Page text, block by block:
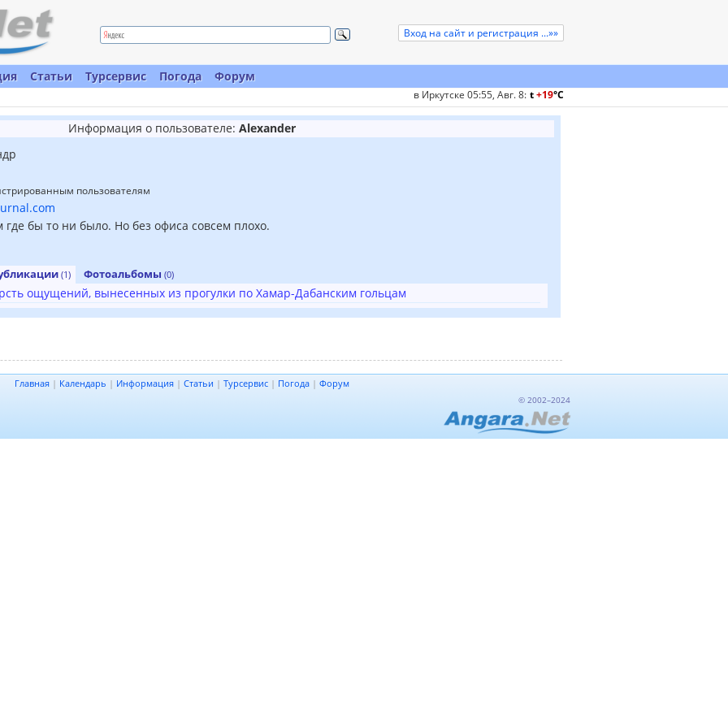
Вход на сайт и регистрация ...»»
Статьи Турсервис Погода Форум
в Иркутске 05:55, Авг. 8: t+19°C
Информация о пользователе: Alexander
пользователям
где бы то ни было. Но без офиса совсем плохо.
(1) Фотоальбомы (0)
ощущений, вынесенных из прогулки по Хамар-Дабанским гольцам
Главная | Календарь | Информация | Статьи | Турсервис | Погода | Форум
© 2002–2024